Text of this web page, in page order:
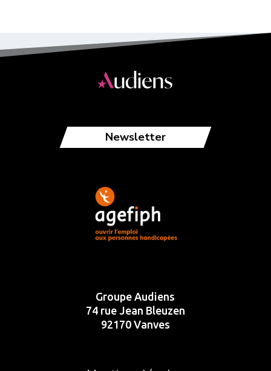
Newsletter
Groupe Audiens
74 rue Jean Bleuzen
92170 Vanves